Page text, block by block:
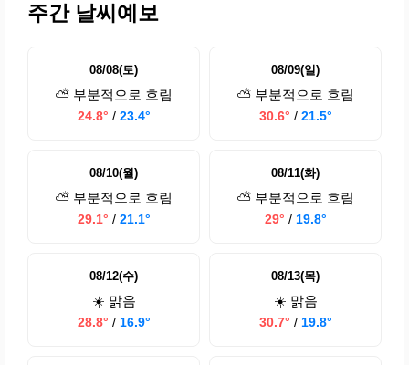
주간 날씨예보
08/08(토)
⛅ 부분적으로 흐림
24.8° / 23.4°
08/09(일)
⛅ 부분적으로 흐림
30.6° / 21.5°
08/10(월)
⛅ 부분적으로 흐림
29.1° / 21.1°
08/11(화)
⛅ 부분적으로 흐림
29° / 19.8°
08/12(수)
☀️ 맑음
28.8° / 16.9°
08/13(목)
☀️ 맑음
30.7° / 19.8°